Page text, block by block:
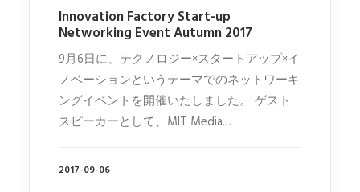
Innovation Factory Start-up
Networking Event Autumn 2017
9月6日に、テクノロジー×スタートアップ×イ
ノベーションというテーマでのネットワーキ
ングイベントを開催いたしました。 ゲスト
スピーカーとして、MIT Media…
2017-09-06